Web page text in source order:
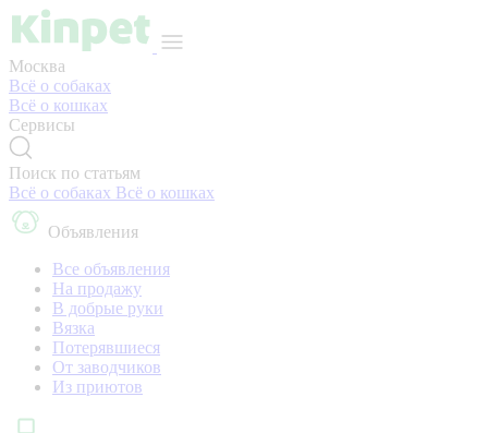
Москва
Всё о собаках
Всё о кошках
Сервисы
Поиск по статьям
Всё о собаках Всё о кошках
Объявления
Все объявления
На продажу
В добрые руки
Вязка
Потерявшиеся
От заводчиков
Из приютов